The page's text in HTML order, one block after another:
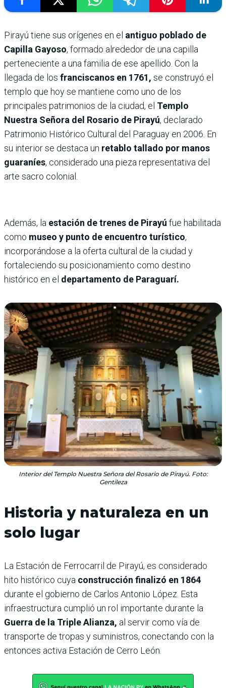
Pirayú tiene sus orígenes en el antiguo poblado de
Capilla Gayoso, formado alrededor de una capilla
perteneciente a una familia de ese apellido. Con la
llegada de los franciscanos en 1761, se construyó el
templo que hoy se mantiene como uno de los
principales patrimonios de la ciudad, el Templo
Nuestra Señora del Rosario de Pirayú, declarado
Patrimonio Histórico Cultural del Paraguay en 2006. En
su interior se destaca un retablo tallado por manos
guaraníes, considerado una pieza representativa del
arte sacro colonial.
Además, la estación de trenes de Pirayú fue habilitada
como museo y punto de encuentro turístico,
incorporándose a la oferta cultural de la ciudad y
fortaleciendo su posicionamiento como destino
histórico en el departamento de Paraguarí.
Interior del Templo Nuestra Señora del Rosario de Pirayú. Foto:
Gentileza
Historia y naturaleza en un
solo lugar
La Estación de Ferrocarril de Pirayú, es considerado
hito histórico cuya construcción finalizó en 1864
durante el gobierno de Carlos Antonio López. Esta
infraestructura cumplió un rol importante durante la
Guerra de la Triple Alianza, al servir como vía de
transporte de tropas y suministros, conectando con la
entonces activa Estación de Cerro León.